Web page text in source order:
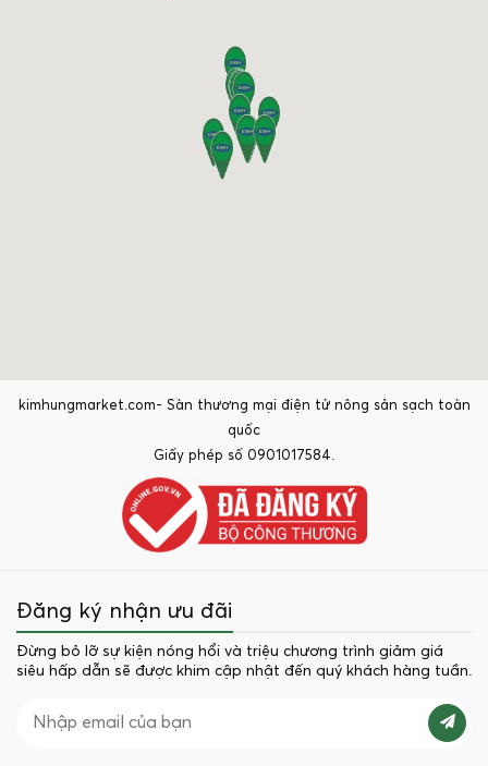
kimhungmarket.com- Sàn thương mại điện tử nông sản sạch toàn
quốc
Giấy phép số 0901017584.
Đăng ký nhận ưu đãi
Đừng bỏ lỡ sự kiện nóng hổi và triệu chương trình giảm giá
siêu hấp dẫn sẽ được khim cập nhật đến quý khách hàng tuần.